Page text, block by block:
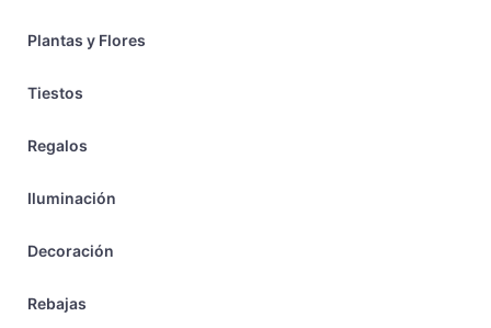
Plantas y Flores
Tiestos
Regalos
Iluminación
Decoración
Rebajas